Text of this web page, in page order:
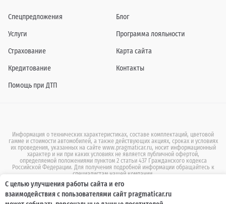
Спецпредложения
Услуги
Страхование
Кредитование
Помощь при ДТП
Блог
Программа лояльности
Карта сайта
Контакты
Информация о технических характеристиках, составе комплектаций, цветовой
гамме и стоимости автомобилей, а также действующих акциях, сроках и условиях
их проведения, указанных на сайте www.pragmaticar.ru, носит информационный
характер и ни при каких условиях не является публичной офертой,
определяемой положениями пунктом 2 статьи 437 Гражданского кодекса
Российской Федерации. Для получения подробной информации обращайтесь к
специалистам нашей компании.
© ПРАГМАТИКА, 2026
С целью улучшения работы сайта и его
взаимодействия с пользователями сайт pragmaticar.ru